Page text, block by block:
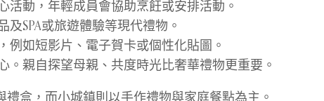
活動，年輕成員會協助烹飪或安排活動。
SPA或旅遊體驗等現代禮物。
例如短影片、電子賀卡或個性化貼圖。
。親自探望母親、共度時光比奢華禮物更重要。
盒，而小城鎮則以手作禮物與家庭餐點為主。